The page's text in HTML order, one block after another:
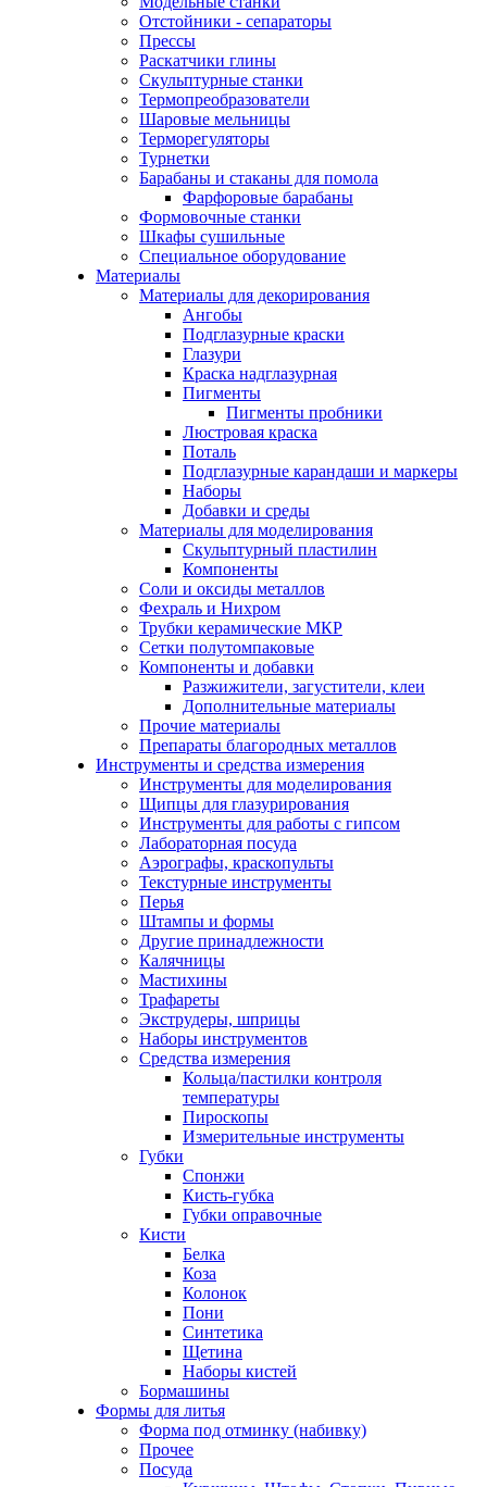
Отстойники - сепараторы
Прессы
Раскатчики глины
Скульптурные станки
Термопреобразователи
Шаровые мельницы
Терморегуляторы
Турнетки
Барабаны и стаканы для помола
Фарфоровые барабаны
Формовочные станки
Шкафы сушильные
Специальное оборудование
Материалы
Материалы для декорирования
Ангобы
Подглазурные краски
Глазури
Краска надглазурная
Пигменты
Пигменты пробники
Люстровая краска
Поталь
Подглазурные карандаши и маркеры
Наборы
Добавки и среды
Материалы для моделирования
Скульптурный пластилин
Компоненты
Соли и оксиды металлов
Фехраль и Нихром
Трубки керамические МКР
Сетки полутомпаковые
Компоненты и добавки
Разжижители, загустители, клеи
Дополнительные материалы
Прочие материалы
Препараты благородных металлов
Инструменты и средства измерения
Инструменты для моделирования
Щипцы для глазурирования
Инструменты для работы с гипсом
Лабораторная посуда
Аэрографы, краскопульты
Текстурные инструменты
Перья
Штампы и формы
Другие принадлежности
Калячницы
Мастихины
Трафареты
Экструдеры, шприцы
Наборы инструментов
Средства измерения
Кольца/пастилки контроля
температуры
Пироскопы
Измерительные инструменты
Губки
Спонжи
Кисть-губка
Губки оправочные
Кисти
Белка
Коза
Колонок
Пони
Синтетика
Щетина
Наборы кистей
Бормашины
Формы для литья
Форма под отминку (набивку)
Прочее
Посуда